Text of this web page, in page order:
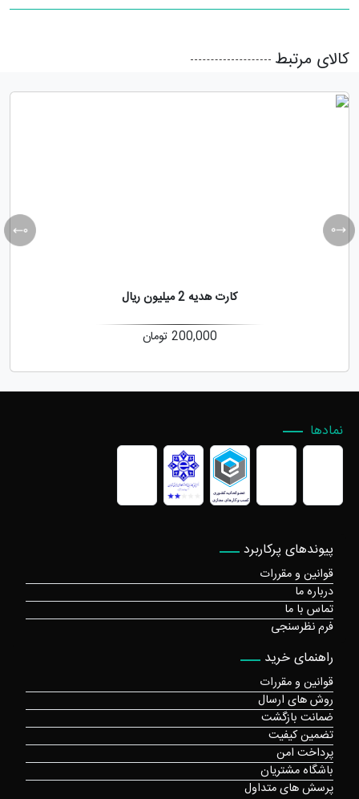
کالای مرتبط
کارت هدیه 2 میلیون ریال
200,000 تومان
پیوندهای پرکاربرد
قوانین و مقررات
درباره ما
تماس با ما
فرم نظرسنجی
راهنمای خرید
قوانین و مقررات
روش های ارسال
ضمانت بازگشت
تضمین کیفیت
پرداخت امن
باشگاه مشتریان
پرسش های متداول
نمادها